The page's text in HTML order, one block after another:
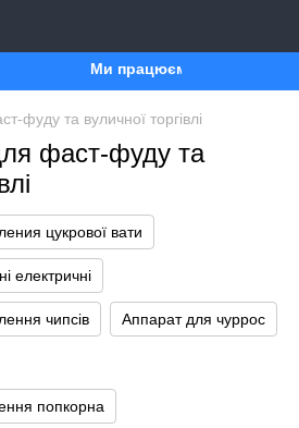
Ми працюємо. Все буде
фуду та вуличної торгівлі
фаст-фуду та
цукрової вати
електричні
чипсів Аппарат для чуррос
попкорна